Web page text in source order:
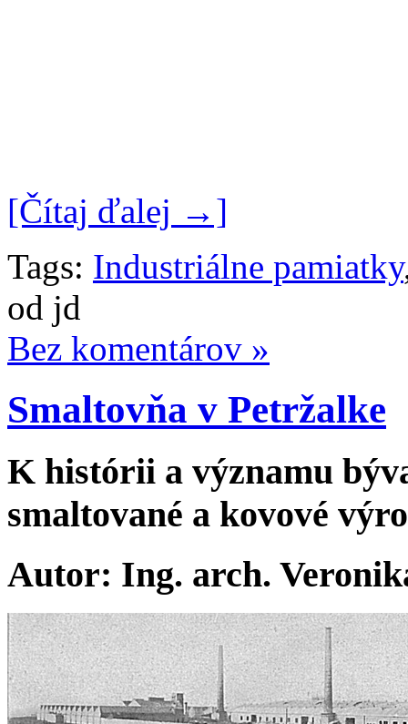
[Čítaj ďalej →]
Tags: Industriálne pamiatky
od jd
Bez komentárov »
Smaltovňa v Petržalke
K histórii a významu
smaltované a kovové
Autor: Ing. arch.